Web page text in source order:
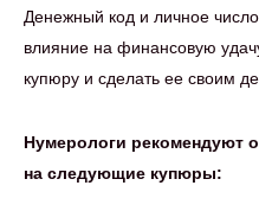
Денежный код и личное
влияние на финансовую
купюру и сделать ее своим
Нумерологи рекомендуют
на следующие купюры: